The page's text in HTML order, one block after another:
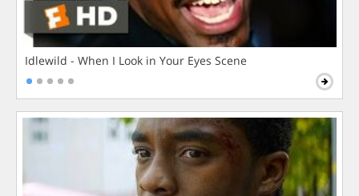
Idlewild - When I Look in Your Eyes Scene